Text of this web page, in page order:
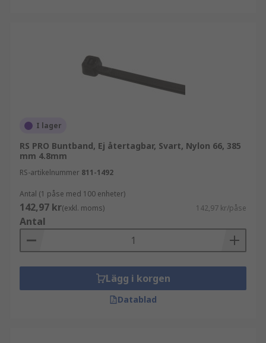
kabelklämmor
RS PRO
I sortimentet hittar du även buntband från RS
PRO, vårt eget varumärke. RS PRO kombinerar
kvalitet, hållbarhet och prisvärde och är ett
pålitligt val för professionella användare.
Se RS PRO-sortimentet här
När du väljer buntband är det viktigt att ta
hänsyn till längd, bredd, material och
I lager
RS PRO Buntband, Ej återtagbar, Svart, Nylon 66, 385
mm 4.8mm
RS-artikelnummer 811-1492
Antal (1 påse med 100 enheter)
142,97 kr(exkl. moms) 142,97 kr/påse
Antal
Lägg i korgen
Datablad